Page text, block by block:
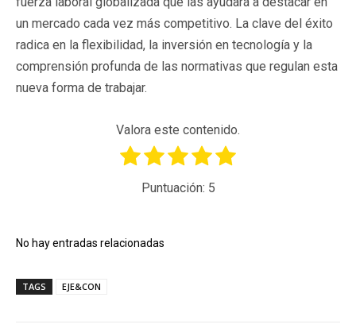
un mercado cada vez más competitivo. La clave del éxito
radica en la flexibilidad, la inversión en tecnología y la
comprensión profunda de las normativas que regulan esta
nueva forma de trabajar.
Valora este contenido.
Puntuación: 5
No hay entradas relacionadas
TAGS EJE&CON